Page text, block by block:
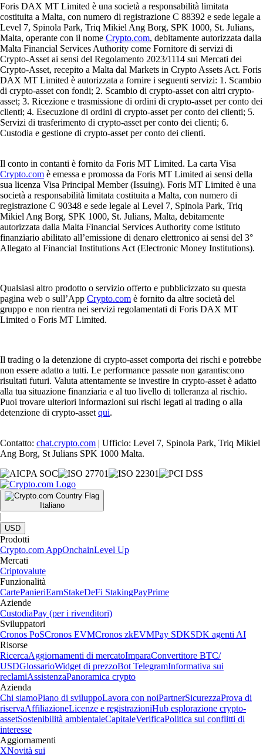
Foris DAX MT Limited è una società a responsabilità limitata
costituita a Malta, con numero di registrazione C 88392 e sede legale a
Level 7, Spinola Park, Triq Mikiel Ang Borg, SPK 1000, St. Julians,
Malta, operante con il nome Crypto.com, debitamente autorizzata dalla
Malta Financial Services Authority come Fornitore di servizi di
Crypto-Asset ai sensi del Regolamento 2023/1114 sui Mercati dei
Crypto-Asset, recepito a Malta dal Markets in Crypto Assets Act. Foris
DAX MT Limited è autorizzata a fornire i seguenti servizi: 1. Scambio
di crypto-asset con fondi; 2. Scambio di crypto-asset con altri crypto-
asset; 3. Ricezione e trasmissione di ordini di crypto-asset per conto dei
clienti; 4. Esecuzione di ordini di crypto-asset per conto dei clienti; 5.
Servizi di trasferimento di crypto-asset per conto dei clienti; 6.
Custodia e gestione di crypto-asset per conto dei clienti.
Il conto in contanti è fornito da Foris MT Limited. La carta Visa
Crypto.com è emessa e promossa da Foris MT Limited ai sensi della
sua licenza Visa Principal Member (Issuing). Foris MT Limited è una
società a responsabilità limitata costituita a Malta, con numero di
registrazione C 90348 e sede legale al Level 7, Spinola Park, Triq
Mikiel Ang Borg, SPK 1000, St. Julians, Malta, debitamente
autorizzata dalla Malta Financial Services Authority come istituto
finanziario abilitato all’emissione di denaro elettronico ai sensi del 3°
Allegato al Financial Institutions Act (Electronic Money Institutions).
Qualsiasi altro prodotto o servizio offerto e pubblicizzato su questa
pagina web o sull’App Crypto.com è fornito da altre società del
gruppo e non rientra nei servizi regolamentati di Foris DAX MT
Limited o Foris MT Limited.
Il trading o la detenzione di crypto-asset comporta dei rischi e potrebbe
non essere adatto a tutti. Le performance passate non garantiscono
risultati futuri. Valuta attentamente se investire in crypto-asset è adatto
alla tua situazione finanziaria e al tuo livello di tolleranza al rischio.
Puoi trovare ulteriori informazioni sui rischi legati al trading o alla
detenzione di crypto-asset qui.
Contatto: chat.crypto.com | Ufficio: Level 7, Spinola Park, Triq Mikiel
Ang Borg, St Julians SPK 1000 Malta.
Italiano
|
USD
Prodotti
Crypto.com AppOnchainLevel Up
Mercati
Criptovalute
Funzionalità
CartePanieriEarnStakeDeFi StakingPayPrime
Aziende
CustodiaPay (per i rivenditori)
Sviluppatori
Cronos PoSCronos EVMCronos zkEVMPay SDKSDK agenti AI
Risorse
RicercaAggiornamenti di mercatoImparaConvertitore BTC/
USDGlossarioWidget di prezzoBot TelegramInformativa sui
reclamiAssistenzaPanoramica crypto
Azienda
Chi siamoPiano di sviluppoLavora con noiPartnerSicurezzaProva di
riservaAffiliazioneLicenze e registrazioniHub esplorazione crypto-
assetSostenibilità ambientaleCapitaleVerificaPolitica sui conflitti di
interesse
Aggiornamenti
XNovità sui